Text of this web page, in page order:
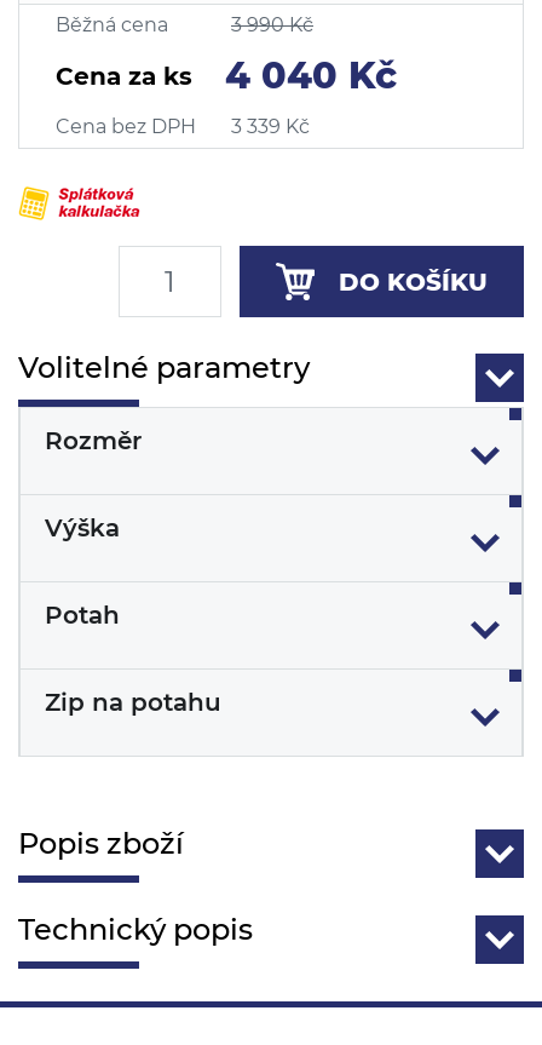
Běžná cena 3 990 Kč
Cena za ks 4 040 Kč
Cena bez DPH 3 339 Kč
DO KOŠÍKU
Volitelné parametry
Rozměr
Výška
Potah
Zip na potahu
Popis zboží
Technický popis